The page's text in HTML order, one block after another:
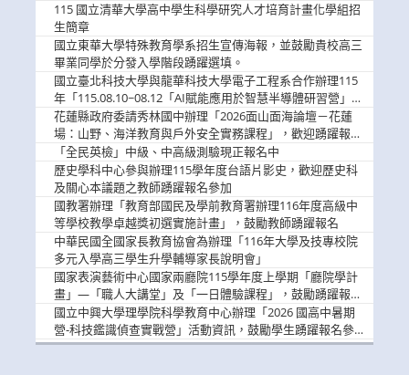
115 國立清華大學高中學生科學研究人才培育計畫化學組招
生簡章
國立東華大學特殊教育學系招生宣傳海報，並鼓勵貴校高三
畢業同學於分發入學階段踴躍選填。
國立臺北科技大學與龍華科技大學電子工程系合作辦理115
年「115.08.10~08.12「AI賦能應用於智慧半導體研習營」，
歡迎學生踴躍報名參加
花蓮縣政府委請秀林國中辦理「2026面山面海論壇－花蓮
場：山野、海洋教育與戶外安全實務課程」，歡迎踴躍報名
參加
「全民英檢」中級、中高級測驗現正報名中
歷史學科中心參與辦理115學年度台語片影史，歡迎歷史科
及關心本議題之教師踴躍報名參加
國教署辦理「教育部國民及學前教育署辦理116年度高級中
等學校教學卓越獎初選實施計畫」，鼓勵教師踴躍報名
中華民國全國家長教育協會為辦理「116年大學及技專校院
多元入學高三學生升學輔導家長說明會」
國家表演藝術中心國家兩廳院115學年度上學期「廳院學計
畫」—「職人大講堂」及「一日體驗課程」，鼓勵踴躍報名
參與。
國立中興大學理學院科學教育中心辦理「2026 國高中暑期
營-科技鑑識偵查實戰營」活動資訊，鼓勵學生踴躍報名參
加。